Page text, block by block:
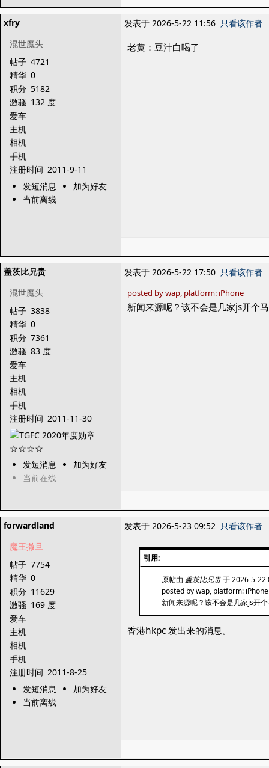
xfry
混世魔头
帖子 4721
精华 0
积分 5182
激骚 132 度
爱车
主机
相机
手机
注册时间 2011-9-11
发短消息
加为好友
当前离线
发表于 2026-5-22 11:56 只看该作者
老黄：豆汁白喝了
盖茨比兄贵
混世魔头
帖子 3838
精华 0
积分 7361
激骚 83 度
爱车
主机
相机
手机
注册时间 2011-11-30
发短消息
加为好友
当前在线
发表于 2026-5-22 17:50 只看该作者
posted by wap, platform: iPhone
新闻来源呢？该不会是几家js开个
forwardland
魔王撒旦
帖子 7754
精华 0
积分 11629
激骚 169 度
爱车
主机
相机
手机
注册时间 2011-8-25
发短消息
加为好友
当前离线
发表于 2026-5-23 09:52 只看该作者
引用:
原帖由 盖茨比兄贵于 2026-5-22
posted by wap, platform: iPhone
新闻来源呢？该不会是几家js开
香港hkpc 发出来的消息。